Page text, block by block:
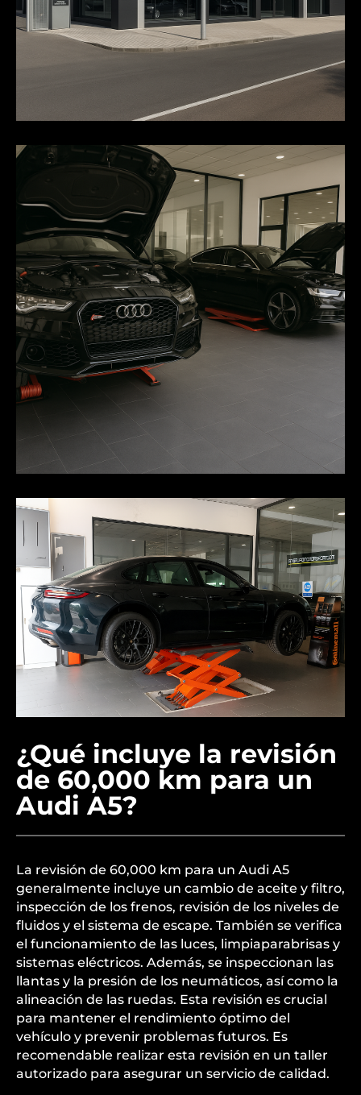
¿Qué incluye la revisión
de 60,000 km para un
Audi A5?
La revisión de 60,000 km para un Audi A5
generalmente incluye un cambio de aceite y filtro,
inspección de los frenos, revisión de los niveles de
fluidos y el sistema de escape. También se verifica
el funcionamiento de las luces, limpiaparabrisas y
sistemas eléctricos. Además, se inspeccionan las
llantas y la presión de los neumáticos, así como la
alineación de las ruedas. Esta revisión es crucial
para mantener el rendimiento óptimo del
vehículo y prevenir problemas futuros. Es
recomendable realizar esta revisión en un taller
autorizado para asegurar un servicio de calidad.